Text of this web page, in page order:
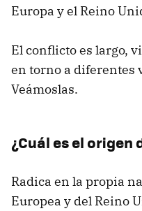
Europa y el Reino
El conflicto es largo,
en torno a diferentes
Veámoslas.
¿Cuál es el origen
Radica en la propia
Europea y del Reino